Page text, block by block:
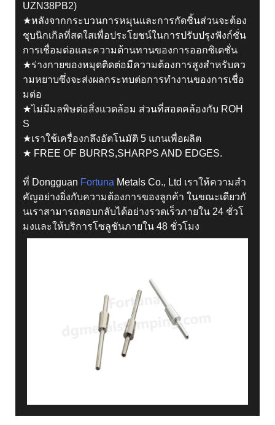
UZN38PB2)
★หลังจากกระบวนการหมุนและการกัดชิ้นส่วนจะต้อง
ชุบนิกเกิลที่สดใสเพื่อประโยชน์ในการปรับปรุงฟังก์ชั่น
การเชื่อมต่อและความต้านทานของการออกซิเดชั่น
★ร่างกายของหมุดติดต่อมีความต้องการสูงสำหรับคว
ามหยาบซึ่งจะส่งผลกระทบต่อการทำงานของการเชื่อ
มต่อ
★ไม่มีมลพิษต่อสิ่งแวดล้อม ส่วนที่สอดคล้องกับ ROH
S
★เราใช้เครื่องกลึงอัตโนมัติ 5 แกนเพื่อผลิต
★ FREE OF BURRS,SHARPS AND EDGES.
ที่ Dongguan Fortuna Metals Co., Ltd เราให้ความสำ
คัญอย่างยิ่งกับความต้องการของลูกค้า ในขณะเดียวกั
นเราสามารถตอบกลับได้อย่างรวดเร็วภายใน 24 ชั่วโ
มงและให้บริการโซลูชันภายใน 48 ชั่วโมง